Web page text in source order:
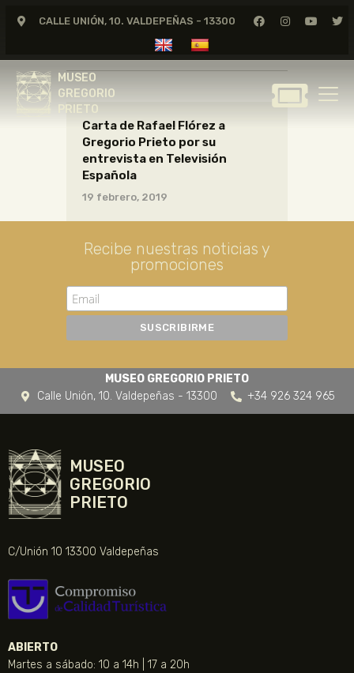
CALLE UNIÓN, 10. VALDEPEÑAS - 13300
MUSEO
GREGORIO
PRIETO
MUSEO
GREGORIO
GREGORIO PRIETO
MUSEO
ARCHIVO
CERTAMEN DE DIBUJO
TIENDA
Carta de Rafael Flórez a
Gregorio Prieto por su
entrevista en Televisión
Española
19 febrero, 2019
Recibe nuestras noticias y
promociones
MUSEO GREGORIO PRIETO
Calle Unión, 10. Valdepeñas - 13300
+34 926 324 965
MUSEO
GREGORIO
PRIETO
C/Unión 10 13300 Valdepeñas
ABIERTO
Martes a sábado: 10 a 14h | 17 a 20h